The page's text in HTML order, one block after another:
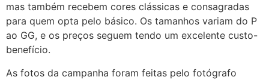
mas também recebem cores clássicas e consagradas
para quem opta pelo básico. Os tamanhos variam do P
ao GG, e os preços seguem tendo um excelente custo-
benefício.
As fotos da campanha foram feitas pelo fotógrafo